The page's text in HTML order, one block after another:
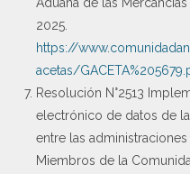
2025.
https://
acetas/
Resolución N°2513
electrónico de datos de
entre las
Miembros de la